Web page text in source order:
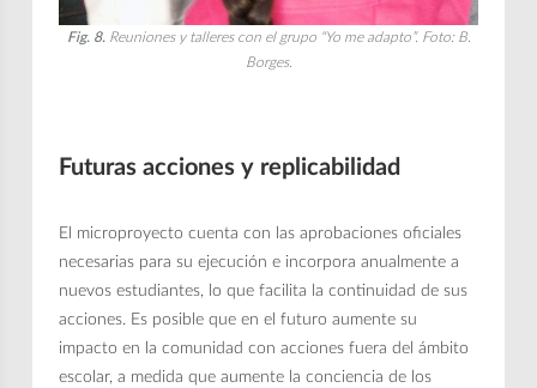
Fig. 8. Reuniones y talleres con el grupo “Yo me adapto”. Foto: B.
Borges.
Futuras acciones y replicabilidad
El microproyecto cuenta con las aprobaciones oficiales
necesarias para su ejecución e incorpora anualmente a
nuevos estudiantes, lo que facilita la continuidad de sus
acciones. Es posible que en el futuro aumente su
impacto en la comunidad con acciones fuera del ámbito
escolar, a medida que aumente la conciencia de los